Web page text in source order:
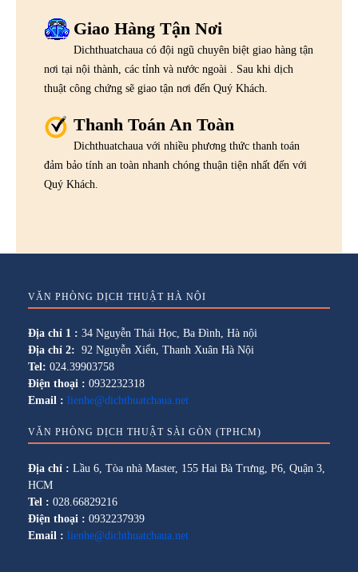
Giao Hàng Tận Nơi
Dichthuatchaua có đội ngũ chuyên biệt giao hàng tận
nơi tại nội thành, các tỉnh và nước ngoài . Sau khi dịch
thuật công chứng sẽ giao tận nơi đến Quý Khách.
Thanh Toán An Toàn
Dichthuatchaua với nhiều phương thức thanh toán
đảm bảo tính an toàn nhanh chóng thuận tiện nhất đến với
Quý Khách.
VĂN PHÒNG DỊCH THUẬT HÀ NỘI
Địa chỉ 1 : 34 Nguyễn Thái Học, Ba Đình, Hà nội
Địa chỉ 2: 92 Nguyễn Xiển, Thanh Xuân Hà Nội
Tel: 024.39903758
Điện thoại : 0932232318
Email : lienhe@dichthuatchaua.net
VĂN PHÒNG DỊCH THUẬT SÀI GÒN (TPHCM)
Địa chỉ : Lầu 6, Tòa nhà Master, 155 Hai Bà Trưng, P6, Quận 3,
HCM
Tel : 028.66829216
Điện thoại : 0932237939
Email : lienhe@dichthuatchaua.net